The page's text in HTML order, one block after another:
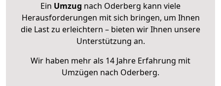
Ein Umzug nach Oderberg kann viele
Herausforderungen mit sich bringen, um Ihnen
die Last zu erleichtern – bieten wir Ihnen unsere
Unterstützung an.
Wir haben mehr als 14 Jahre Erfahrung mit
Umzügen nach Oderberg.